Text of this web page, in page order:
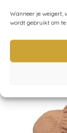
Wanneer je weigert,
wordt gebruikt om te
accessoires,